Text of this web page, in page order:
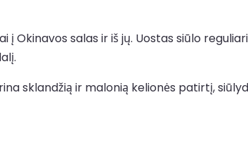
salas ir iš jų. Uostas siūlo
sklandžią ir malonią kelionės patirtį,